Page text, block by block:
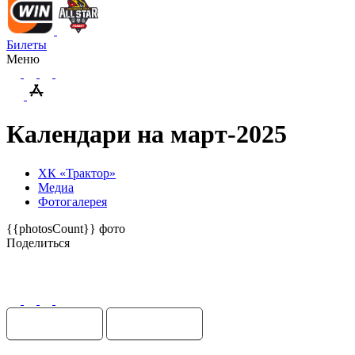
Билеты
Меню
Календари на март-2025
ХК «Трактор»
Медиа
Фотогалерея
{{photosCount}} фото
Поделиться